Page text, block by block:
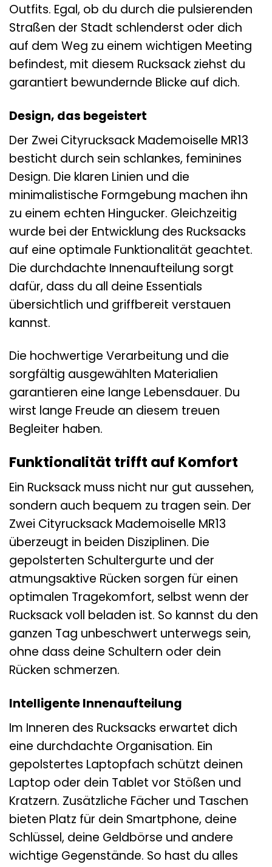
Outfits. Egal, ob du durch die pulsierenden
Straßen der Stadt schlenderst oder dich
auf dem Weg zu einem wichtigen Meeting
befindest, mit diesem Rucksack ziehst du
garantiert bewundernde Blicke auf dich.
Design, das begeistert
Der Zwei Cityrucksack Mademoiselle MR13
besticht durch sein schlankes, feminines
Design. Die klaren Linien und die
minimalistische Formgebung machen ihn
zu einem echten Hingucker. Gleichzeitig
wurde bei der Entwicklung des Rucksacks
auf eine optimale Funktionalität geachtet.
Die durchdachte Innenaufteilung sorgt
dafür, dass du all deine Essentials
übersichtlich und griffbereit verstauen
kannst.
Die hochwertige Verarbeitung und die
sorgfältig ausgewählten Materialien
garantieren eine lange Lebensdauer. Du
wirst lange Freude an diesem treuen
Begleiter haben.
Funktionalität trifft auf Komfort
Ein Rucksack muss nicht nur gut aussehen,
sondern auch bequem zu tragen sein. Der
Zwei Cityrucksack Mademoiselle MR13
überzeugt in beiden Disziplinen. Die
gepolsterten Schultergurte und der
atmungsaktive Rücken sorgen für einen
optimalen Tragekomfort, selbst wenn der
Rucksack voll beladen ist. So kannst du den
ganzen Tag unbeschwert unterwegs sein,
ohne dass deine Schultern oder dein
Rücken schmerzen.
Intelligente Innenaufteilung
Im Inneren des Rucksacks erwartet dich
eine durchdachte Organisation. Ein
gepolstertes Laptopfach schützt deinen
Laptop oder dein Tablet vor Stößen und
Kratzern. Zusätzliche Fächer und Taschen
bieten Platz für dein Smartphone, deine
Schlüssel, deine Geldbörse und andere
wichtige Gegenstände. So hast du alles